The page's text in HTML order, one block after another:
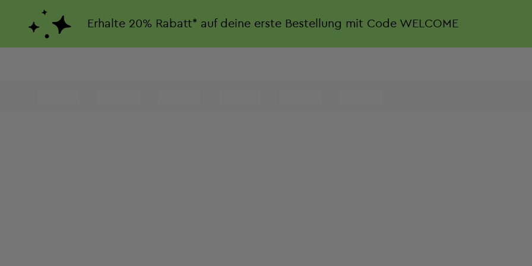
Erhalte 20% Rabatt* auf deine erste Bestellung mit Code WELCOME